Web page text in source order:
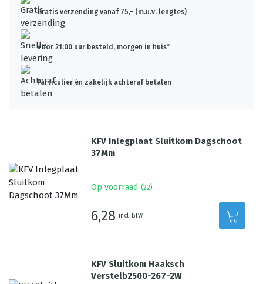
Gratis verzending vanaf 75,- (m.u.v. lengtes)
Voor 21:00 uur besteld, morgen in huis*
Particulier én zakelijk achteraf betalen
KFV Inlegplaat Sluitkom Dagschoot
37Mm
Op voorraad (22)
6,28 incl. BTW
KFV Sluitkom Haaksch
Verstelb2500-267-2W